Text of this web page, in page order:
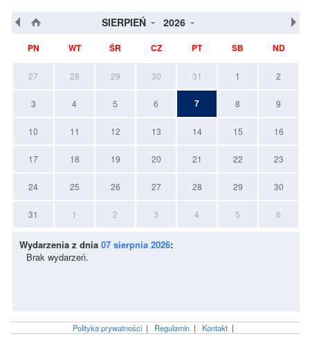
SIERPIEŃ 2026
PN WT ŚR CZ PT SB ND
27 28 29 30 31 1 2
3 4 5 6 7 8 9
10 11 12 13 14 15 16
17 18 19 20 21 22 23
24 25 26 27 28 29 30
31 1 2 3 4 5 6
Wydarzenia z dnia 07 sierpnia 2026:
Brak wydarzeń.
Polityka prywatności| Regulamin| Kontakt|